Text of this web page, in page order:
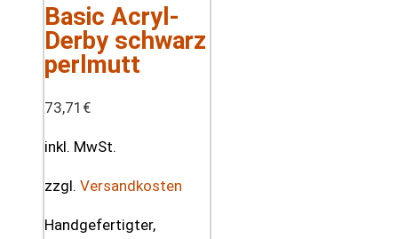
Basic Acryl-
Derby schwarz
perlmutt
73,71 €
inkl. MwSt.
zzgl. Versandkosten
Handgefertigter,